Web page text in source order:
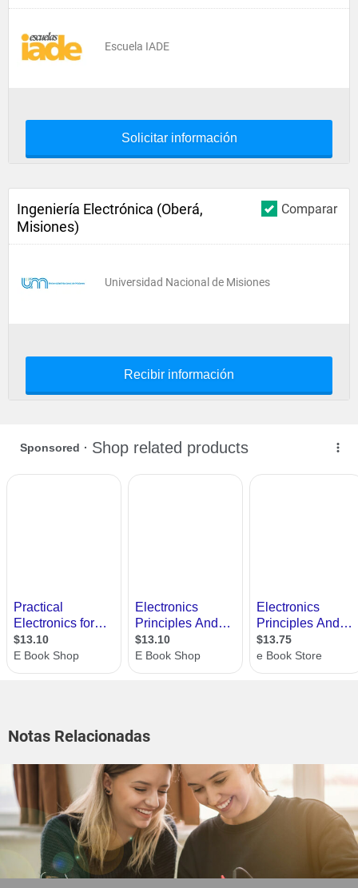
Escuela IADE
Solicitar información
Comparar
Ingeniería Electrónica (Oberá,
Misiones)
Universidad Nacional de Misiones
Recibir información
Notas Relacionadas